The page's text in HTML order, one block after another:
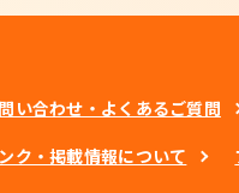
い合わせ・よくあるご質問
ク・掲載情報について